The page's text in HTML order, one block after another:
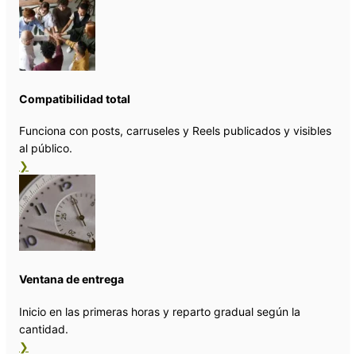
Compatibilidad total
Funciona con posts, carruseles y Reels publicados y visibles
al público.
❯
Ventana de entrega
Inicio en las primeras horas y reparto gradual según la
cantidad.
❯